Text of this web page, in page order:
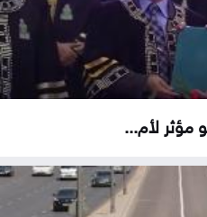
مؤثر لأم...